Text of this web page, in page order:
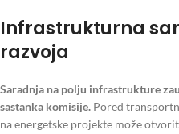
Infrastrukturna
razvoja
Saradnja na polju infrastrukture
sastanka komisije. Pored
na energetske projekte može